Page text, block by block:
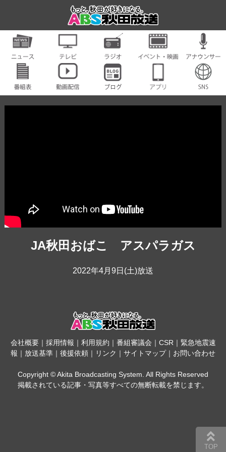
JA秋田おばこ アスパラガス
2022年4月9日(土)放送
会社概要｜ 採用情報 ｜ 利用規約 ｜ 番組審議会 ｜ CSR ｜ 緊急地震速
報 ｜ 放送基準 ｜ 後援依頼 ｜ リンク ｜ サイトマップ｜ お問い合わせ
Copyright © Akita Broadcasting System. All Rights Reserved
掲載されている記事・写真等すべての無断転載を禁じます。